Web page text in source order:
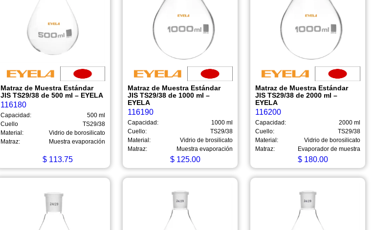
Matraz de Muestra Estándar
JIS TS29/38 de 500 ml – EYELA
116180
Capacidad:
500 ml
Cuello
TS29/38
Material:
Vidrio de borosilicato
Matraz:
Muestra evaporación
$ 113.75
Matraz de Muestra Estándar
JIS TS29/38 de 1000 ml –
EYELA
116190
Capacidad:
1000 ml
Cuello:
TS29/38
Material:
Vidrio de brosilicato
Matraz:
Muestra evaporación
$125.00
Matraz de Muestra Estándar
JIS TS29/38 de 2000 ml –
EYELA
116200
Capacidad:
2000 ml
Cuello:
TS29/38
Material:
Vidrio de borosilicato
Matraz:
Evaporador de muestra
$180.00